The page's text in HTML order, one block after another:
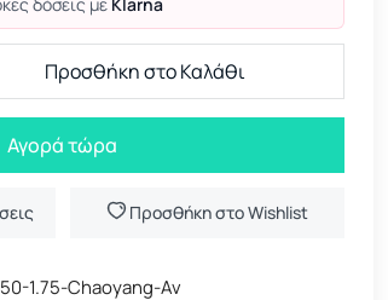
Προσθήκη στο Καλάθι
Αγορά τώρα
Προσθήκη στο Wishlist
1.75-Chaoyang-Av